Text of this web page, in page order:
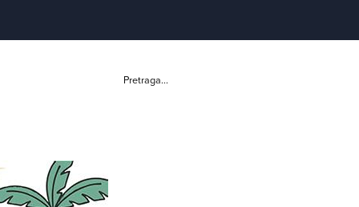
Pretraga...